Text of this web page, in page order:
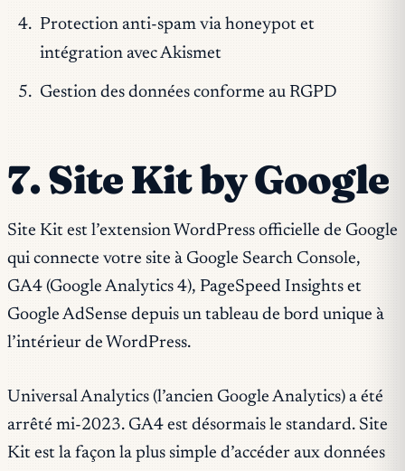
Protection anti-spam via honeypot et
intégration avec Akismet
Gestion des données conforme au RGPD
7. Site Kit by Google
Site Kit est l’extension WordPress officielle de Google
qui connecte votre site à Google Search Console,
GA4 (Google Analytics 4), PageSpeed Insights et
Google AdSense depuis un tableau de bord unique à
l’intérieur de WordPress.
Universal Analytics (l’ancien Google Analytics) a été
arrêté mi-2023. GA4 est désormais le standard. Site
Kit est la façon la plus simple d’accéder aux données